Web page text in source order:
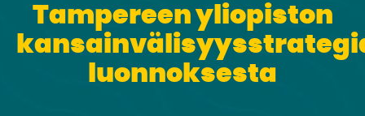
Tampereen yliopiston
luonnoksesta